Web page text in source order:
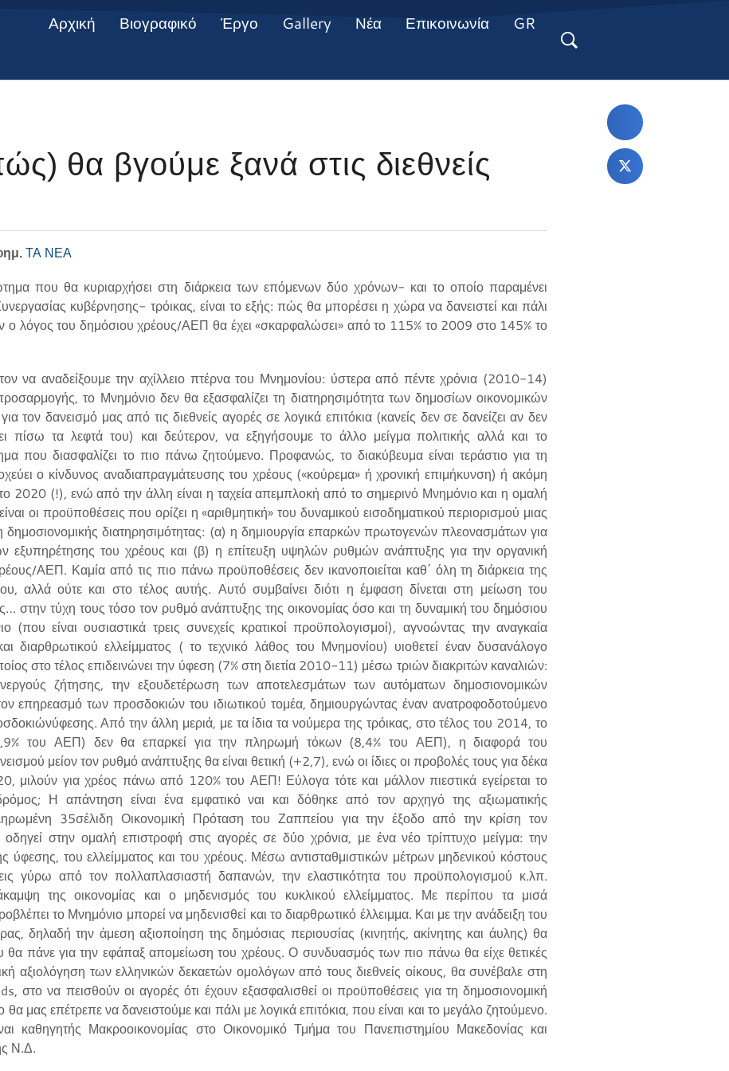
Αρχική Βιογραφικό Έργο Gallery Νέα Επικοινωνία GR
θα βγούμε ξανά στις διεθνείς
ΤΑ ΝΕΑ
που θα κυριαρχήσει στη διάρκεια των επόμενων δύο χρόνων- και το οποίο παραμένει
κυβέρνησης- τρόικας, είναι το εξής: πώς θα μπορέσει η χώρα να δανειστεί και πάλι
ο λόγος του δημόσιου χρέους/ΑΕΠ θα έχει «σκαρφαλώσει» από το 115% το 2009 στο 145% το
να αναδείξουμε την αχίλλειο πτέρνα του Μνημονίου: ύστερα από πέντε χρόνια (2010-14)
το Μνημόνιο δεν θα εξασφαλίζει τη διατηρησιμότητα των δημοσίων οικονομικών
τον δανεισμό μας από τις διεθνείς αγορές σε λογικά επιτόκια (κανείς δεν σε δανείζει αν δεν
πίσω τα λεφτά του) και δεύτερον, να εξηγήσουμε το άλλο μείγμα πολιτικής αλλά και το
που διασφαλίζει το πιο πάνω ζητούμενο. Προφανώς, το διακύβευμα είναι τεράστιο για τη
ο κίνδυνος αναδιαπραγμάτευσης του χρέους («κούρεμα» ή χρονική επιμήκυνση) ή ακόμη
2020 (!), ενώ από την άλλη είναι η ταχεία απεμπλοκή από το σημερινό Μνημόνιο και η ομαλή
οι προϋποθέσεις που ορίζει η «αριθμητική» του δυναμικού εισοδηματικού περιορισμού μιας
δημοσιονομικής διατηρησιμότητας: (α) η δημιουργία επαρκών πρωτογενών πλεονασμάτων για
του χρέους και (β) η επίτευξη υψηλών ρυθμών ανάπτυξης για την οργανική
ΑΕΠ. Καμία από τις πιο πάνω προϋποθέσεις δεν ικανοποιείται καθ΄ όλη τη διάρκεια της
αλλά ούτε και στο τέλος αυτής. Αυτό συμβαίνει διότι η έμφαση δίνεται στη μείωση του
στην τύχη τους τόσο τον ρυθμό ανάπτυξης της οικονομίας όσο και τη δυναμική του δημόσιου
είναι ουσιαστικά τρεις συνεχείς κρατικοί προϋπολογισμοί), αγνοώντας την αναγκαία
διαρθρωτικού ελλείμματος ( το τεχνικό λάθος του Μνημονίου) υιοθετεί έναν δυσανάλογο
στο τέλος επιδεινώνει την ύφεση (7% στη διετία 2010-11) μέσω τριών διακριτών καναλιών:
ζήτησης, την εξουδετέρωση των αποτελεσμάτων των αυτόματων δημοσιονομικών
επηρεασμό των προσδοκιών του ιδιωτικού τομέα, δημιουργώντας έναν ανατροφοδοτούμενο
Από την άλλη μεριά, με τα ίδια τα νούμερα της τρόικας, στο τέλος του 2014, το
του ΑΕΠ) δεν θα επαρκεί για την πληρωμή τόκων (8,4% του ΑΕΠ), η διαφορά του
μείον τον ρυθμό ανάπτυξης θα είναι θετική (+2,7), ενώ οι ίδιες οι προβολές τους για δέκα
μιλούν για χρέος πάνω από 120% του ΑΕΠ! Εύλογα τότε και μάλλον πιεστικά εγείρεται το
Η απάντηση είναι ένα εμφατικό ναι και δόθηκε από τον αρχηγό της αξιωματικής
35σέλιδη Οικονομική Πρόταση του Ζαππείου για την έξοδο από την κρίση τον
στην ομαλή επιστροφή στις αγορές σε δύο χρόνια, με ένα νέο τρίπτυχο μείγμα: την
ύφεσης, του ελλείμματος και του χρέους. Μέσω αντισταθμιστικών μέτρων μηδενικού κόστους
γύρω από τον πολλαπλασιαστή δαπανών, την ελαστικότητα του προϋπολογισμού κ.λπ.
της οικονομίας και ο μηδενισμός του κυκλικού ελλείμματος. Με περίπου τα μισά
το Μνημόνιο μπορεί να μηδενισθεί και το διαρθρωτικό έλλειμμα. Και με την ανάδειξη του
δηλαδή την άμεση αξιοποίηση της δημόσιας περιουσίας (κινητής, ακίνητης και άυλης) θα
πάνε για την εφάπαξ απομείωση του χρέους. Ο συνδυασμός των πιο πάνω θα είχε θετικές
αξιολόγηση των ελληνικών δεκαετών ομολόγων από τους διεθνείς οίκους, θα συνέβαλε στη
στο να πεισθούν οι αγορές ότι έχουν εξασφαλισθεί οι προϋποθέσεις για τη δημοσιονομική
θα μας επέτρεπε να δανειστούμε και πάλι με λογικά επιτόκια, που είναι και το μεγάλο ζητούμενο.
καθηγητής Μακροοικονομίας στο Οικονομικό Τμήμα του Πανεπιστημίου Μακεδονίας και
Ν.Δ.